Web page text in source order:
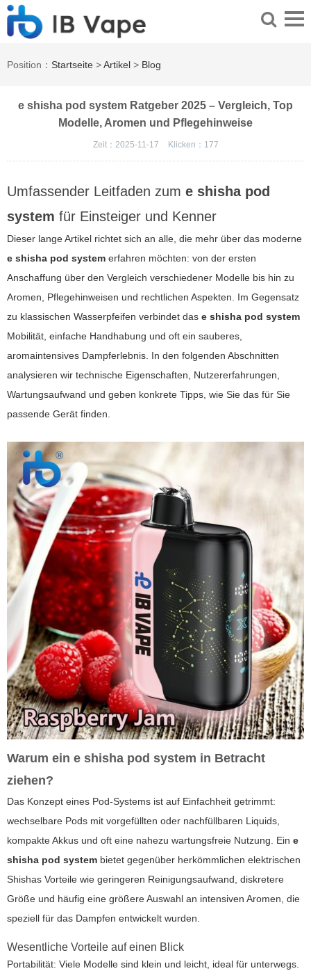
Position： Startseite >Artikel > Blog
e shisha pod system Ratgeber 2025 – Vergleich, Top
Modelle, Aromen und Pflegehinweise
Zeit：2025-11-17 Klicken： 177
Umfassender Leitfaden zum e shisha pod
system für Einsteiger und Kenner
Dieser lange Artikel richtet sich an alle, die mehr über das moderne
e shisha pod system erfahren möchten: von der ersten
Anschaffung über den Vergleich verschiedener Modelle bis hin zu
Aromen, Pflegehinweisen und rechtlichen Aspekten. Im Gegensatz
zu klassischen Wasserpfeifen verbindet das e shisha pod system
Mobilität, einfache Handhabung und oft ein sauberes,
aromaintensives Dampferlebnis. In den folgenden Abschnitten
analysieren wir technische Eigenschaften, Nutzererfahrungen,
Wartungsaufwand und geben konkrete Tipps, wie Sie das für Sie
passende Gerät finden.
Warum ein e shisha pod system in Betracht
ziehen?
Das Konzept eines Pod-Systems ist auf Einfachheit getrimmt:
wechselbare Pods mit vorgefüllten oder nachfüllbaren Liquids,
kompakte Akkus und oft eine nahezu wartungsfreie Nutzung. Ein e
shisha pod system bietet gegenüber herkömmlichen elektrischen
Shishas Vorteile wie geringeren Reinigungsaufwand, diskretere
Größe und häufig eine größere Auswahl an intensiven Aromen, die
speziell für das Dampfen entwickelt wurden.
Wesentliche Vorteile auf einen Blick
Portabilität: Viele Modelle sind klein und leicht, ideal für unterwegs.